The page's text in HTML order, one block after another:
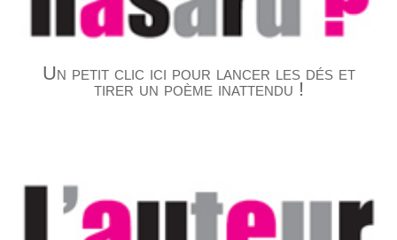
Un petit clic ici pour lancer les dés et
tirer un poème inattendu !